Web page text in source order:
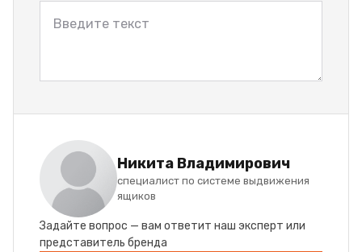
Никита Владимирович
специалист по системе выдвижения
ящиков
Задайте вопрос — вам ответит наш эксперт или
представитель бренда